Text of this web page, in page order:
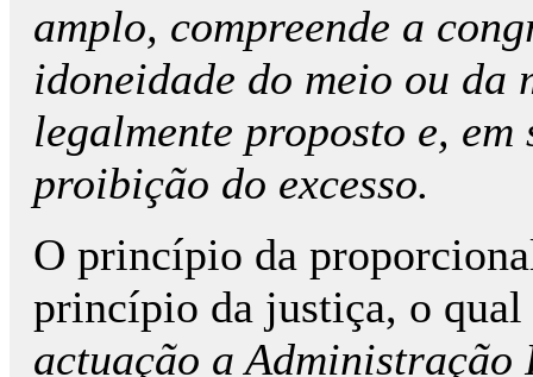
amplo, compreende a
idoneidade do meio ou
legalmente proposto e,
proibição do excesso.
O princípio da
princípio da justiça, o
actuação a